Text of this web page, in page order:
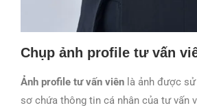
Chụp ảnh profile tư vấn
Ảnh profile tư vấn viên là ảnh được
sơ chứa thông tin cá nhân của tư vấn